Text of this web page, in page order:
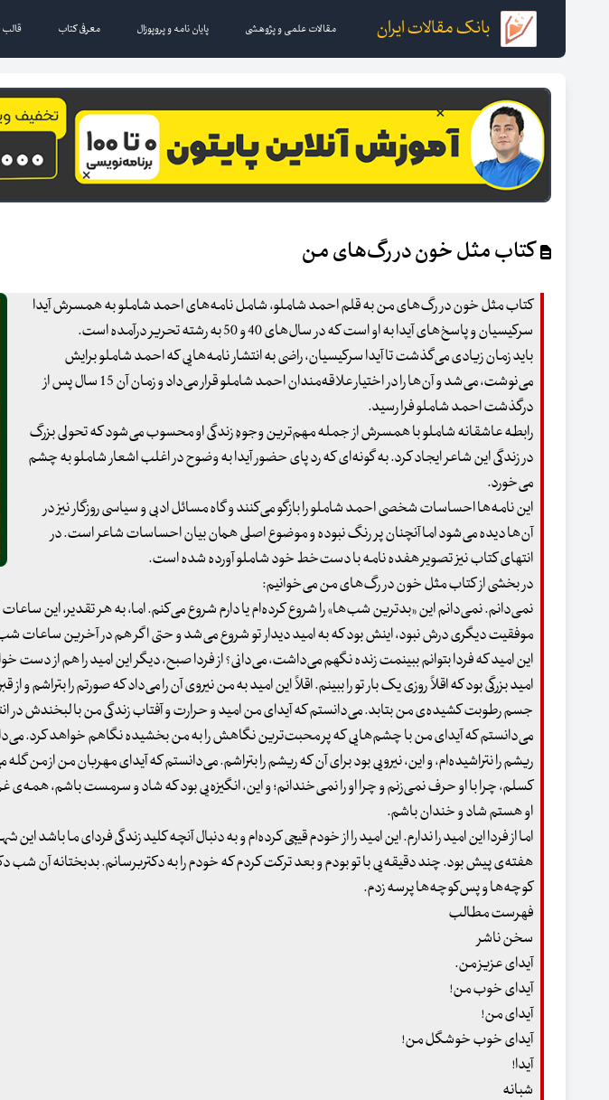
بانک مقالات ایران مقالات علمی و پژوهشی پایان نامه و پروپوزال معرفی کتاب قالب
کتاب مثل خون در رگ‌های من
کتاب مثل خون در رگ‌های من به قلم احمد شاملو، شامل نامه‌های احمد شاملو به همسرش آیدا
سرکیسیان و پاسخ‌های آیدا به او است که در سال‌های 40 و 50 به رشته تحریر درآمده است.
باید زمان زیادی می‌گذشت تا آیدا سرکیسیان، راضی به انتشار نامه‌هایی که احمد شاملو برایش
می‌نوشت، می‌شد و آن‌ها را در اختیار علاقه‌مندان احمد شاملو قرار می‌داد و زمان آن 15 سال پس از
درگذشت احمد شاملو فرا رسید.
رابطه‌ عاشقانه‌ شاملو با همسرش از جمله مهم‌ترین وجوهِ زندگی او محسوب می‌شود که تحولی بزرگ
در زندگی این شاعر ایجاد کرد. به گونه‌ای که رد پای حضور آیدا به وضوح در اغلب اشعار شاملو به چشم
می‌خورد.
این نامه‌ها احساسات شخصی احمد شاملو را بازگو می‌کنند و گاه مسائل ادبی و سیاسی روزگار نیز در
آن‌ها دیده می‌شود اما آنچنان پر رنگ نبوده و موضوع اصلی همان بیان احساسات شاعر است. در
انتهای کتاب نیز تصویر هفده‌ نامه با دست‌خط خود شاملو آورده شده است.
در بخشی از کتاب مثل خون در رگ‌های من می‌خوانیم:
نمی‌دانم. نمی‌دانم این «بدترین شب‌ها» را شروع کرده‌ام یا دارم شروع می‌کنم. اما، به هر تقدیر، این
موفقیت دیگری درش نبود، اینش بود که به امید دیدار تو شروع می‌شد و حتی اگر هم در آخرین ساعات شب
این امید که فردا بتوانم ببینمت زنده نگهم می‌داشت، می‌دانی؟ از فردا صبح، دیگر این امید را هم از دست
امید بزرگی بود که اقلاً روزی یک بار تو را ببینم. اقلاً این امید به من نیروی آن را می‌داد که صورتم را بتراشم و
جسم رطوبت کشیده‌ی من بتابد. می‌دانستم که آیدای من امید و حرارت و آفتاب زندگی من با لبخندش در
می‌دانستم که آیدای من با چشم‌هایی که پر محبت‌ترین نگاهش را به من بخشیده نگاهم خواهد کرد.
ریشم را نتراشیده‌ام، و این، نیرویی بود برای آن که ریشم را بتراشم. می‌دانستم که آیدای مهربان من از من
کسلم، چرا با او حرف نمی‌زنم و چرا او را نمی‌خندانم؛ و این، انگیزه‌یی بود که شاد و سرمست باشم، همه‌ی
او هستم شاد و خندان باشم.
اما از فردا این امید را ندارم. این امید را از خودم قیچی کرده‌ام و به دنبال آنچه کلید زندگی فردای ما
هفته‌ی پیش بود. چند دقیقه‌یی با تو بودم و بعد ترکت کردم که خودم را به دکتربرسانم. بدبختانه آن شب
کوچه‌ها و پس‌کوچه‌ها پرسه زدم.
فهرست مطالب
سخن ناشر
آیدای عزیز من.
آیدای خوب من!
آیدای من!
آیدای خوب خوشگل من!
آیدا!
شبانه